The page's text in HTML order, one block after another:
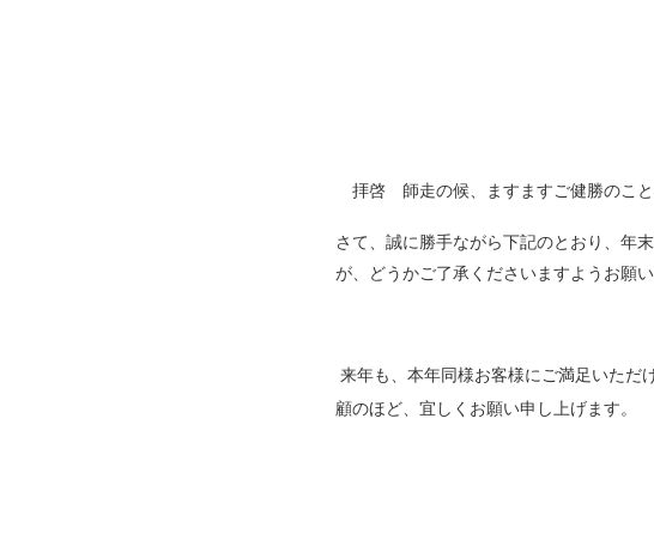
年末
拝啓 師走の候、ますますご健勝のこと
さて、誠に勝手ながら下記のとおり、年
が、どうかご了承くださいますようお願い
来年も、本年同様お客様にご満足いただ
顧のほど、宜しくお願い申し上げます。